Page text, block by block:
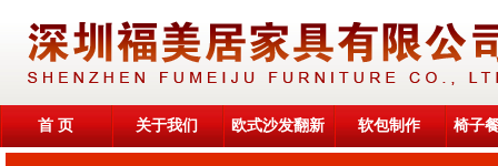
首 页 关于我们 欧式沙发翻新 软包制作 椅子